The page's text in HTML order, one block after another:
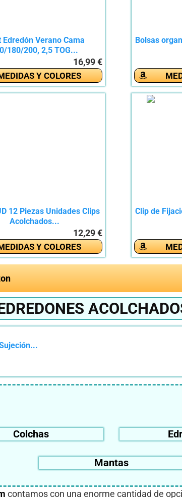
Edredón Verano Cama
180/200, 2,5 TOG...
16,99 €
Y COLORES
Bolsas
12 Piezas Unidades Clips
Acolchados...
12,29 €
Y COLORES
Clip de
Colchas
Mantas
contamos con una enorme cantidad de